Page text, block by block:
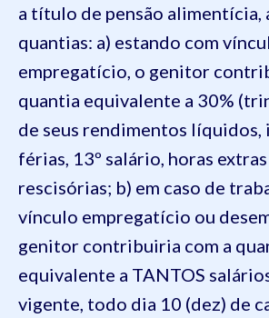
a título de pensão alimentícia,
quantias: a) estando com
empregatício, o genitor
quantia equivalente a 30%
de seus rendimentos
férias, 13º salário, horas
rescisórias; b) em caso de
vínculo empregatício ou
genitor contribuiria com a
equivalente a TANTOS
vigente, todo dia 10 (dez) de